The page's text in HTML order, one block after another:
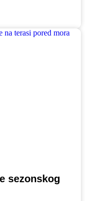
sezonskog